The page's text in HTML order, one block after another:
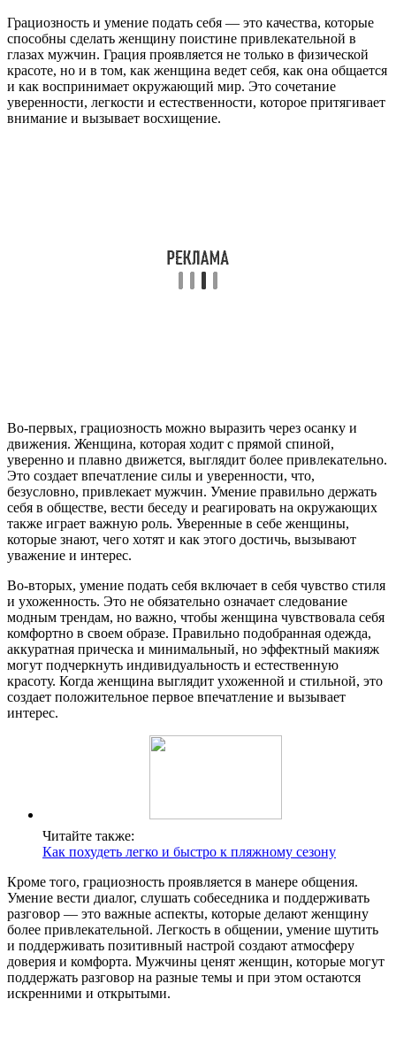
Грациозность и умение подать себя — это качества, которые
способны сделать женщину поистине привлекательной в
глазах мужчин. Грация проявляется не только в физической
красоте, но и в том, как женщина ведет себя, как она общается
и как воспринимает окружающий мир. Это сочетание
уверенности, легкости и естественности, которое притягивает
внимание и вызывает восхищение.
Во-первых, грациозность можно выразить через осанку и
движения. Женщина, которая ходит с прямой спиной,
уверенно и плавно движется, выглядит более привлекательно.
Это создает впечатление силы и уверенности, что,
безусловно, привлекает мужчин. Умение правильно держать
себя в обществе, вести беседу и реагировать на окружающих
также играет важную роль. Уверенные в себе женщины,
которые знают, чего хотят и как этого достичь, вызывают
уважение и интерес.
Во-вторых, умение подать себя включает в себя чувство стиля
и ухоженность. Это не обязательно означает следование
модным трендам, но важно, чтобы женщина чувствовала себя
комфортно в своем образе. Правильно подобранная одежда,
аккуратная прическа и минимальный, но эффектный макияж
могут подчеркнуть индивидуальность и естественную
красоту. Когда женщина выглядит ухоженной и стильной, это
создает положительное первое впечатление и вызывает
интерес.
Читайте также:
Как похудеть легко и быстро к пляжному сезону
Кроме того, грациозность проявляется в манере общения.
Умение вести диалог, слушать собеседника и поддерживать
разговор — это важные аспекты, которые делают женщину
более привлекательной. Легкость в общении, умение шутить
и поддерживать позитивный настрой создают атмосферу
доверия и комфорта. Мужчины ценят женщин, которые могут
поддержать разговор на разные темы и при этом остаются
искренними и открытыми.